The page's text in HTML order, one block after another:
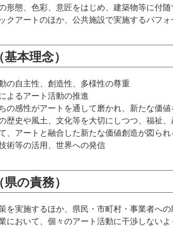
形態、色彩、意匠をはじめ、建築物等に付随
クアートのほか、公共施設で実施するパフ
本理念）
の自主性、創造性、多様性の尊重
よるアート活動の推進
の感性がアートを通して磨かれ、新たな価
歴史や風土、文化等を大切にしつつ、福祉
、アートと融合した新たな価値創造が図られ
術等の活用、世界への発信
の責務）
を実施するほか、県民・市町村・事業者への
において、個々のアート活動に干渉しないよ